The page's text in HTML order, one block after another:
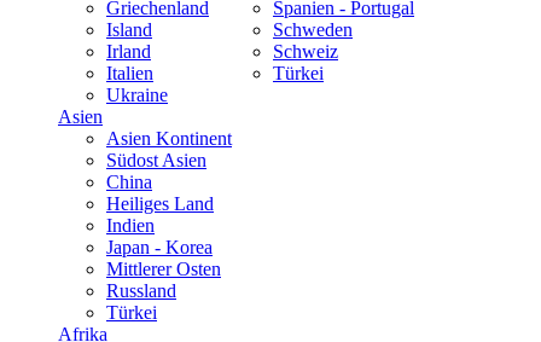
Griechenland
Island
Irland
Italien
Spanien - Portugal
Schweden
Schweiz
Türkei
Ukraine
Asien
Asien Kontinent
Südost Asien
China
Heiliges Land
Indien
Japan - Korea
Mittlerer Osten
Russland
Türkei
Afrika